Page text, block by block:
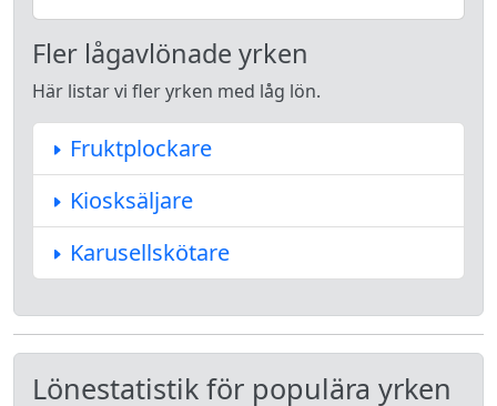
Fler lågavlönade yrken
Här listar vi fler yrken med låg lön.
Fruktplockare
Kiosksäljare
Karusellskötare
Lönestatistik för populära yrken